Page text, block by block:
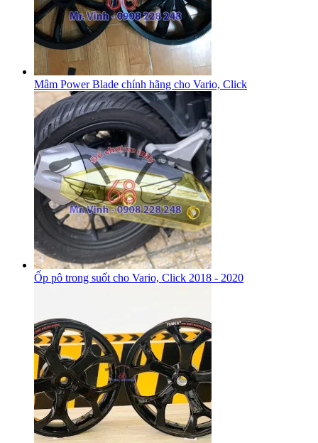
Mâm Power Blade chính hãng cho Vario, Click
Ốp pô trong suốt cho Vario, Click 2018 - 2020